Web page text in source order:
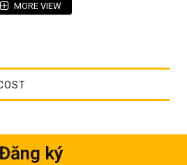
vuông inox
HL, No.4, Dull
MORE VIEW
ký